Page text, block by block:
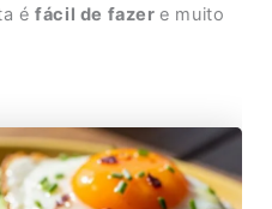
éfácil de fazere muito